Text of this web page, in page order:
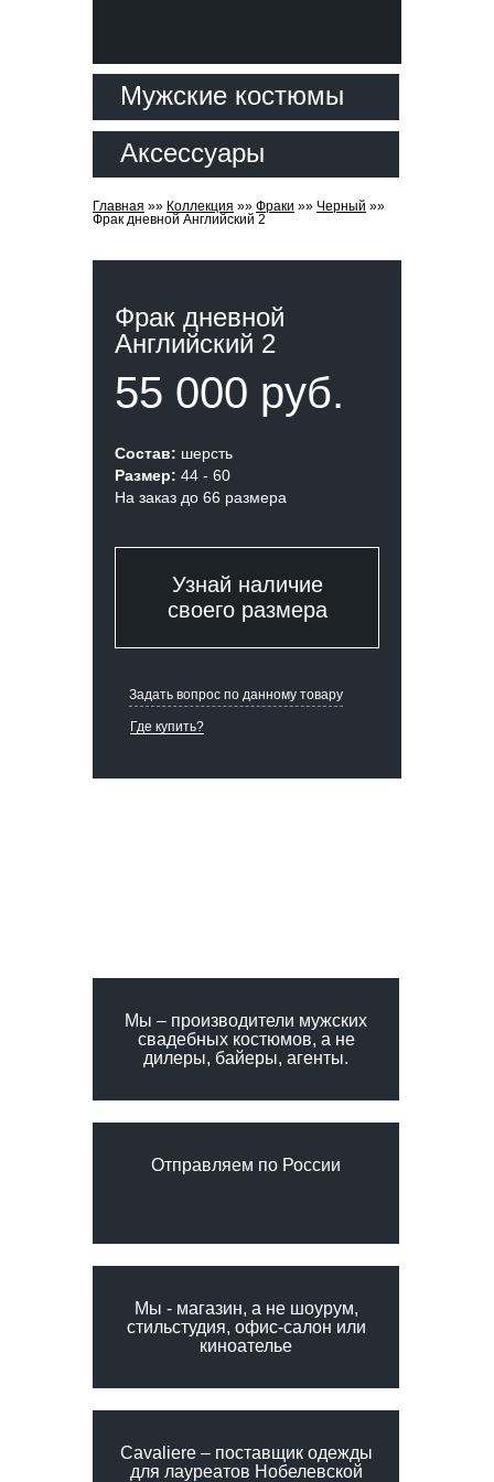
Мужские костюмы
Аксессуары
Главная »» Коллекция »» Фраки »» Черный »»
Фрак дневной Английский 2
Фрак дневной
Английский 2
55 000 руб.
Состав: шерсть
Размер: 44 - 60
На заказ до 66 размера
Узнай наличие
своего размера
Задать вопрос по данному товару
Где купить?
Мы – производители мужских
свадебных костюмов, а не
дилеры, байеры, агенты.
Отправляем по России
Мы - магазин, а не шоурум,
стильстудия, офис-салон или
киноателье
Сavaliere – поставщик одежды
для лауреатов Нобелевской